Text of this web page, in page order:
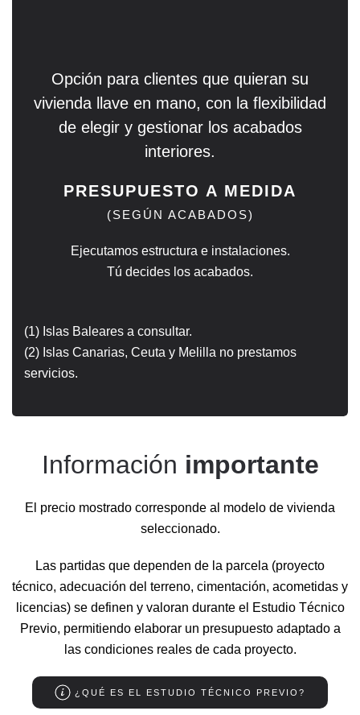
Opción para clientes que quieran su
vivienda llave en mano, con la flexibilidad
de elegir y gestionar los acabados
interiores.
PRESUPUESTO A MEDIDA
(SEGÚN ACABADOS)
Ejecutamos estructura e instalaciones.
Tú decides los acabados.
(1) Islas Baleares a consultar.
(2) Islas Canarias, Ceuta y Melilla no prestamos
servicios.
Información importante
El precio mostrado corresponde al modelo de vivienda
seleccionado.
Las partidas que dependen de la parcela (proyecto
técnico, adecuación del terreno, cimentación, acometidas y
licencias) se definen y valoran durante el Estudio Técnico
Previo, permitiendo elaborar un presupuesto adaptado a
las condiciones reales de cada proyecto.
¿QUÉ ES EL ESTUDIO TÉCNICO PREVIO?